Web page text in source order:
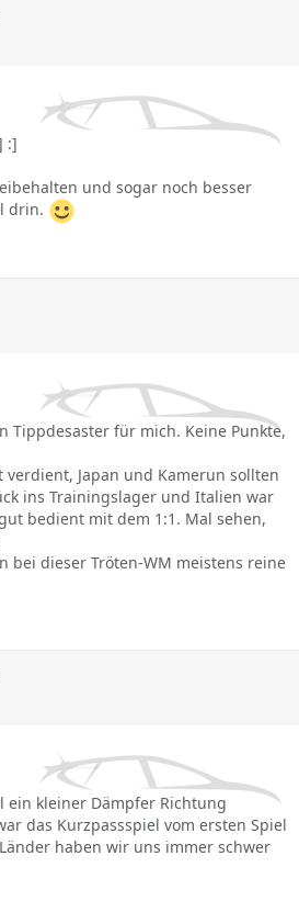
:]
und sogar noch besser
drin.
Tippdesaster für mich. Keine Punkte,
verdient, Japan und Kamerun sollten
ins Trainingslager und Italien war
bedient mit dem 1:1. Mal sehen,
bei dieser Tröten-WM meistens reine
ein kleiner Dämpfer Richtung
das Kurzpassspiel vom ersten Spiel
haben wir uns immer schwer